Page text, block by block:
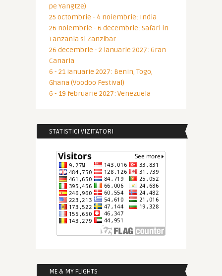
pe Yangtze)
25 octombrie - 4 noiembrie: India
26 noiembrie - 6 decembrie: Safari in
Tanzania si Zanzibar
26 decembrie - 2 ianuarie 2027: Gran
Canaria
6 - 21 ianuarie 2027: Benin, Togo,
Ghana (Voodoo Festival)
6 - 19 februarie 2027: Venezuela
STATISTICI VIZITATORI
ME & MY FLIGHTS